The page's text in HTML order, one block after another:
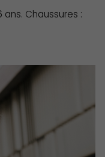
ans. Chaussures :